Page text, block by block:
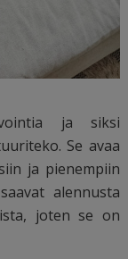
ja siksi
Se avaa
ja pienempiin
alennusta
joten se on